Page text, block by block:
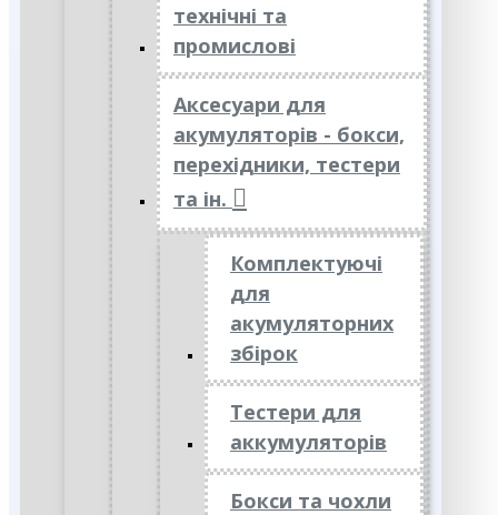
технічні та
промислові
Аксесуари для
акумуляторів - бокси,
перехідники, тестери
та ін.
Комплектуючі
для
акумуляторних
збірок
Тестери для
аккумуляторів
Бокси та чохли